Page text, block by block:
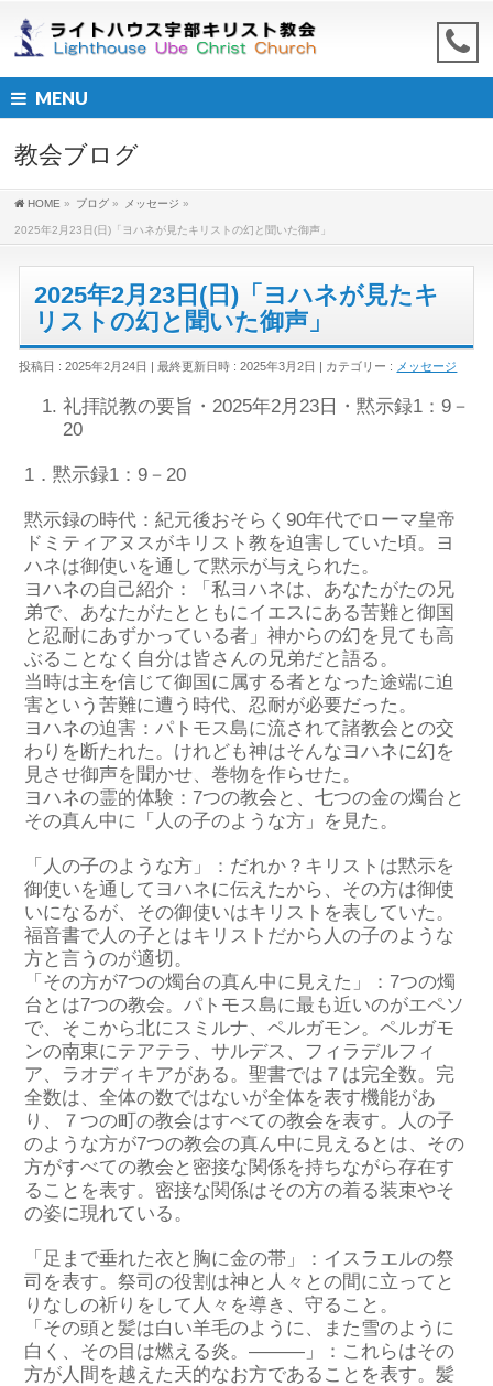
MENU
教会ブログ
HOME » ブログ » メッセージ »
2025年2月23日(日)「ヨハネが見たキリストの幻と聞いた御声」
2025年2月23日(日)「ヨハネが見たキ
リストの幻と聞いた御声」
投稿日 : 2025年2月24日 最終更新日時 : 2025年3月2日 カテゴリー : メッセージ
礼拝説教の要旨 ・2025年2月 23 日・黙示録1：9－
20
1．黙示録1：9－20
黙示録の時代：紀元後おそらく90年代でローマ皇帝
ドミティアヌスがキリスト教を迫害していた頃。ヨ
ハネは御使いを通して黙示が与えられた。
ヨハネの自己紹介：「私ヨハネは、あなたがたの兄
弟で、あなたがたとともにイエスにある苦難と御国
と忍耐にあずかっている者」神からの幻を見ても高
ぶることなく自分は皆さんの兄弟だと語る。
当時は主を信じて御国に属する者となった途端に迫
害という苦難に遭う時代、忍耐が必要だった。
ヨハネの迫害：パトモス島に流されて諸教会との交
わりを断たれた。けれども神はそんなヨハネに幻を
見させ御声を聞かせ、巻物を作らせた。
ヨハネの霊的体験：7つの教会と、七つの金の燭台と
その真ん中に「人の子のような方」を見た。
「人の子のような方」：だれか？キリストは黙示を
御使いを通してヨハネに伝えたから、その方は御使
いになるが、その御使いはキリストを表していた。
福音書で人の子とはキリストだから人の子のような
方と言うのが適切。
「その方が7つの燭台の真ん中に見えた」：7つの燭
台とは7つの教会。パトモス島に最も近いのがエペソ
で、そこから北にスミルナ、ペルガモン。ペルガモ
ンの南東にテアテラ、サルデス、フィラデルフィ
ア、ラオディキアがある。聖書では７は完全数。完
全数は、全体の数ではないが全体を表す機能があ
り、７つの町の教会はすべての教会を表す。人の子
のような方が7つの教会の真ん中に見えるとは、その
方がすべての教会と密接な関係を持ちながら存在す
ることを表す。密接な関係はその方の着る装束やそ
の姿に現れている。
「足まで垂れた衣と胸に金の帯」：イスラエルの祭
司を表す。祭司の役割は神と人々との間に立ってと
りなしの祈りをして人々を導き、守ること。
「その頭と髪は白い羊毛のように、また雪のように
白く、その目は燃える炎。―――」：これらはその
方が人間を越えた天的なお方であることを表す。髪